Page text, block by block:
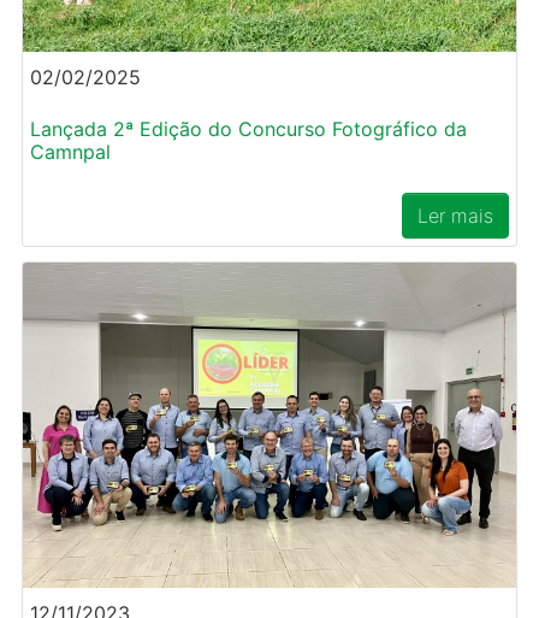
02/02/2025
Lançada 2ª Edição do Concurso Fotográfico da
Camnpal
Ler mais